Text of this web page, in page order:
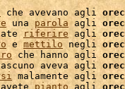
che avevano agli
una parola agli
riferire agli
e mettilo negli
che hanno agli
aveva agli
malamente agli
pianto agli